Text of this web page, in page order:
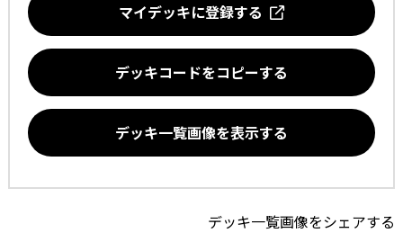
マイデッキに登録する
デッキコードをコピーする
デッキ一覧画像を表示する
デッキ一覧画像をシェアする